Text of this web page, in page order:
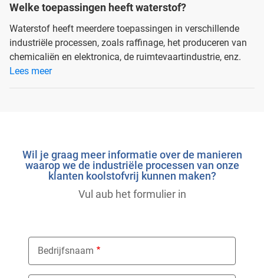
Welke toepassingen heeft waterstof?
Waterstof heeft meerdere toepassingen in verschillende
industriële processen, zoals raffinage, het produceren van
chemicaliën en elektronica, de ruimtevaartindustrie, enz.
Lees meer
Wil je graag meer informatie over de manieren
waarop we de industriële processen van onze
klanten koolstofvrij kunnen maken?
Vul aub het formulier in
Bedrijfsnaam